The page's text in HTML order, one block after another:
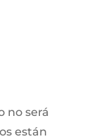
no será
están